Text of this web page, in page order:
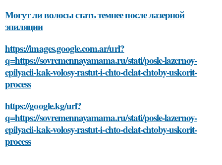
Могут ли волосы стать темнее после лазерной
эпиляции
https://images.google.com.ar/url?
q=https://sovremennayamama.ru/stati/posle-lazernoy-
epilyacii-kak-volosy-rastut-i-chto-delat-chtoby-uskorit-
process
https://google.kg/url?
q=https://sovremennayamama.ru/stati/posle-lazernoy-
epilyacii-kak-volosy-rastut-i-chto-delat-chtoby-uskorit-
process